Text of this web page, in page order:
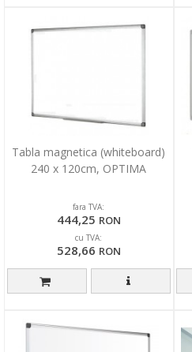
Tabla magnetica (whiteboard)
240 x 120cm, OPTIMA
fara TVA:
444,25 RON
cu TVA:
528,66 RON